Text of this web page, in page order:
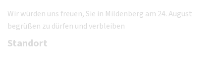
Wir würden uns freuen, Sie in Mildenberg am 24. August
begrüßen zu dürfen und verbleiben
Standort